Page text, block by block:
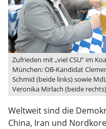
Zufrieden mit „viel CSU” im
München: OB-Kandidat
Schmid (beide links) sowie
Veronika Mirlach (beide
Weltweit sind die
China, Iran und